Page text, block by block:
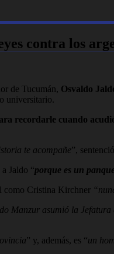
contra los
de Tucumán, Osvaldo
universitario.
recordarle cuando
te acompañe”,
Jaldo “porque es un
como Cristina Kirchner
Manzur asumió la
” y, además, es “un